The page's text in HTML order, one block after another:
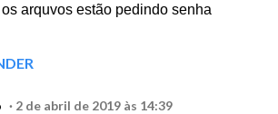
os arquvos estão pedindo senha
2 de abril de 2019 às 14:39